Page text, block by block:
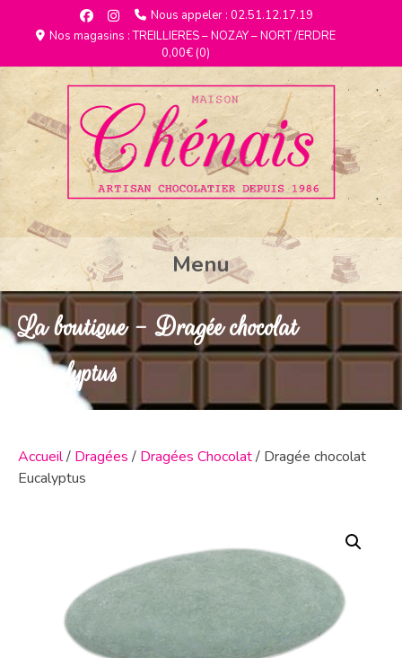
Nous appeler : 02.51.12.17.19
Nos magasins : TREILLIERES – NOZAY – NORT /ERDRE
0,00€(0)
Menu
La boutique - Dragée chocolat
Eucalyptus
Accueil/ Dragées / Dragées Chocolat/ Dragée chocolat
Eucalyptus